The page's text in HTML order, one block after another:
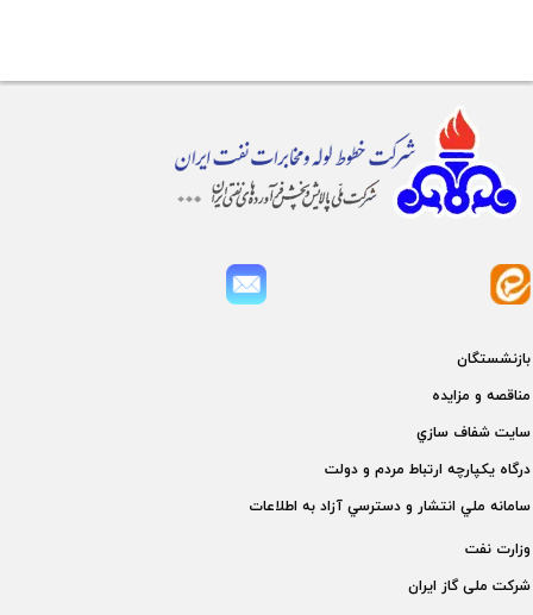
بازنشستگان
مناقصه و مزايده
سايت شفاف سازي
درگاه يكپارچه ارتباط مردم و دولت
سامانه ملي انتشار و دسترسي آزاد به اطلاعات
وزارت نفت
شركت ملی گاز ايران